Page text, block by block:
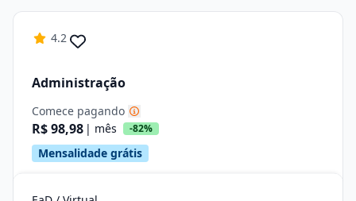
4.2
Administração
Comece pagando
R$ 98,98 | mês -82%
Mensalidade grátis